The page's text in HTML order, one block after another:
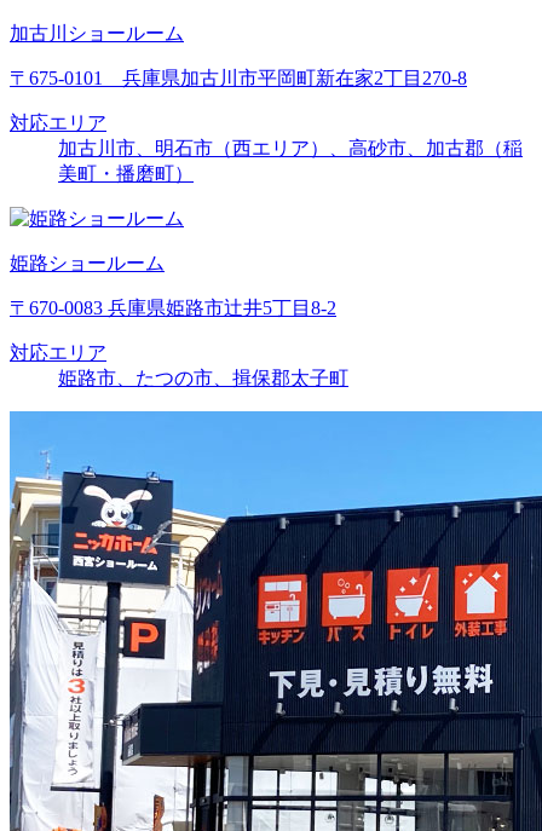
加古川ショールーム
〒675-0101 兵庫県加古川市平岡町新在家2丁目270-8
対応エリア
加古川市、明石市（西エリア）、高砂市、加古郡（稲
美町・播磨町）
姫路ショールーム
〒670-0083 兵庫県姫路市辻井5丁目8-2
対応エリア
姫路市、たつの市、揖保郡太子町